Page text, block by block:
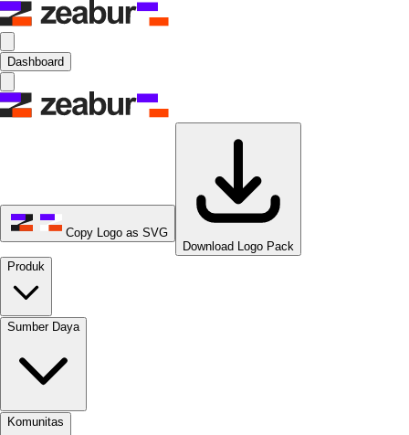
Dashboard
Copy Logo as SVG
Download Logo Pack
Produk
Sumber Daya
Komunitas